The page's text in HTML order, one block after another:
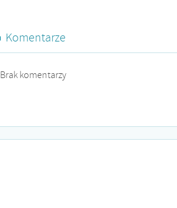
Komentarze
Brak komentarzy